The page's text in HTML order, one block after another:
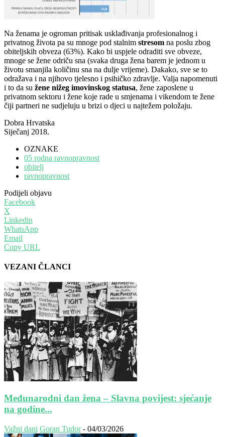
Na ženama je ogroman pritisak usklađivanja profesionalnog i
privatnog života pa su mnoge pod stalnim stresom na poslu zbog
obiteljskih obveza (63%). Kako bi uspjele odraditi sve obveze,
mnoge se žene odriču sna (svaka druga žena barem je jednom u
životu smanjila količinu sna na dulje vrijeme). Dakako, sve se to
odražava i na njihovo tjelesno i psihičko zdravlje. Valja napomenuti
i to da su žene nižeg imovinskog statusa, žene zaposlene u
privatnom sektoru i žene koje rade u smjenama i vikendom te žene
čiji partneri ne sudjeluju u brizi o djeci u najtežem položaju.
Dobra Hrvatska
Siječanj 2018.
OZNAKE
05 rodna ravnopravnost
obitelj
ravnopravnost
Podijeli objavu
Facebook
X
Linkedin
WhatsApp
Email
Copy URL
VEZANI ČLANCI
Međunarodni dan žena – Slavna povijest: sjećanje
na godine...
Važni dani Goran Tudor - 04/03/2026